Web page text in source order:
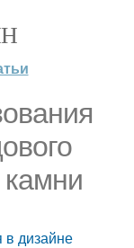
в дизайне